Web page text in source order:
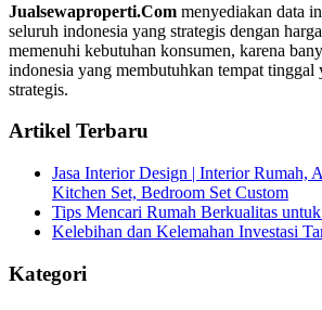
Jualsewaproperti.Com menyediakan data
seluruh indonesia yang strategis dengan
memenuhi kebutuhan konsumen, karena
indonesia yang membutuhkan tempat tinggal
strategis.
Artikel Terbaru
Jasa Interior Design | Interior Rumah,
Kitchen Set, Bedroom Set Custom
Tips Mencari Rumah Berkualitas
Kelebihan dan Kelemahan Investasi
Kategori